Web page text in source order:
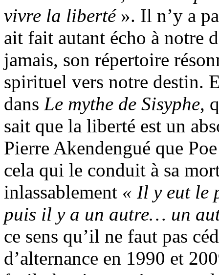
vivre la liberté». Il n’y a
ait fait autant écho à notre
jamais, son répertoire
spirituel vers notre destin.
dans Le mythe de Sisyphe,
sait que la liberté est un
Pierre Akendengué que
cela qui le conduit à sa
inlassablement « Il y eut le
puis il y a un autre… un
ce sens qu’il ne faut pas
d’alternance en 1990 et